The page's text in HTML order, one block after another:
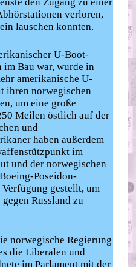
verloren,
lauschen konnten.
U-Boot-
im Bau war, wurde in
amerikanische U-
ihren norwegischen
um eine große
Meilen östlich auf der
und
haben außerdem
im
und der norwegischen
Poseidon-
gestellt, um
Russland zu
norwegische Regierung
die Liberalen und
im Parlament mit der